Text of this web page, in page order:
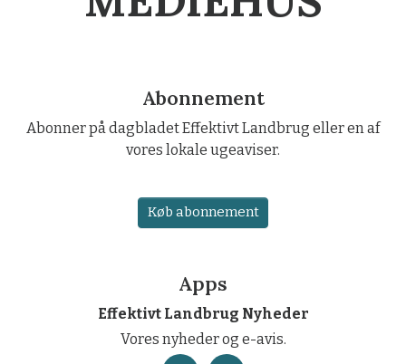
Abonnement
Abonner på dagbladet Effektivt Landbrug eller en af
vores lokale ugeaviser.
Køb abonnement
Apps
Effektivt Landbrug Nyheder
Vores nyheder og e-avis.